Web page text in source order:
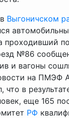
Выгоничском
проходивший
№86
и вагоны
на ПМЭФ
что в
еще 165
РФ